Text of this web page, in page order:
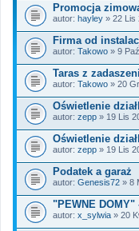
Promocja
autor: hayley » 22 Lis
Firma od
autor: Takowo » 9
Taras z
autor: Takowo » 20
Oświetlenie
autor: zepp » 19 Lis
Oświetlenie
autor: zepp » 19 Lis
Podatek a garaż
autor: Genesis72 » 8
"PEWNE
autor: x_sylwia » 20